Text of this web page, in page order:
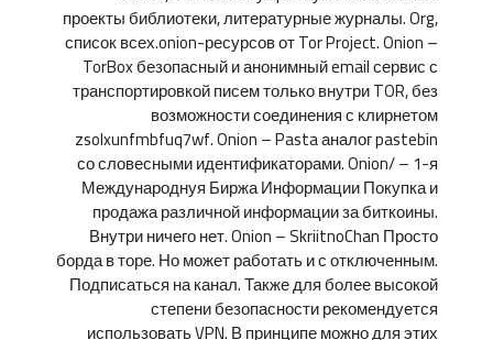
проекты библиотеки, литературные журналы. Org,
список всех.onion-ресурсов от Tor Project. Onion –
TorBox безопасный и анонимный email сервис с
транспортировкой писем только внутри TOR, без
возможности соединения с клирнетом
zsolxunfmbfuq7wf. Onion – Pasta аналог pastebin
со словесными идентификаторами. Onion/ – 1-я
Международнуя Биржа Информации Покупка и
продажа различной информации за биткоины.
Внутри ничего нет. Onion – SkriitnoChan Просто
борда в торе. Но может работать и с отключенным.
Подписаться на канал. Также для более высокой
степени безопасности рекомендуется
использовать VPN. В принципе можно для этих